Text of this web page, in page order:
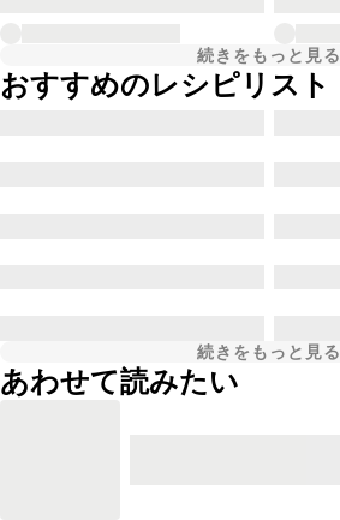
続きをもっと見る
おすすめのレシピリスト
続きをもっと見る
あわせて読みたい